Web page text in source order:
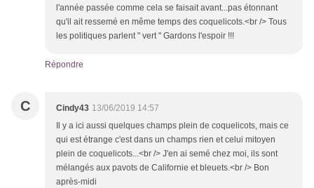
l'année passée comme cela se faisait avant...pas étonnant
qu'il ait ressemé en même temps des coquelicots.<br /> Tous
les politiques parlent " vert " Gardons l'espoir !!!
Répondre
C Cindy43 13/06/2019 14:57
Il y a ici aussi quelques champs plein de coquelicots, mais ce
qui est étrange c'est dans un champs rien et celui mitoyen
plein de coquelicots...<br /> J'en ai semé chez moi, ils sont
mélangés aux pavots de Californie et bleuets.<br /> Bon
après-midi